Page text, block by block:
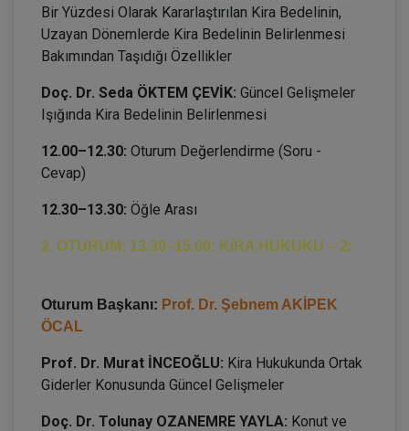
Bir Yüzdesi Olarak Kararlaştırılan Kira Bedelinin,
Uzayan Dönemlerde Kira Bedelinin Belirlenmesi
Bakımından Taşıdığı Özellikler
Doç. Dr. Seda ÖKTEM ÇEVİK: Güncel Gelişmeler
Işığında Kira Bedelinin Belirlenmesi
12.00–12.30: Oturum Değerlendirme (Soru -
Cevap)
12.30–13.30: Öğle Arası
2. OTURUM: 13.30–15.00: KİRA HUKUKU – 2:
Oturum Başkanı: Prof. Dr. Şebnem AKİPEK
ÖCAL
Prof. Dr. Murat İNCEOĞLU: Kira Hukukunda Ortak
Giderler Konusunda Güncel Gelişmeler
Doç. Dr. Tolunay OZANEMRE YAYLA: Konut ve